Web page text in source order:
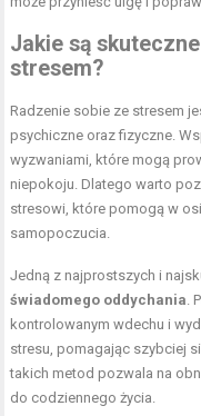
Jakie są
stresem?
Radzenie sobie ze stresem
psychiczne oraz fizyczne.
wyzwaniami, które mogą
niepokoju. Dlatego warto
stresowi, które pomogą w
samopoczucia.
Jedną z najprostszych i
świadomego oddychania .
kontrolowanym wdechu i
stresu, pomagając szybciej
takich metod pozwala na
do codziennego życia.